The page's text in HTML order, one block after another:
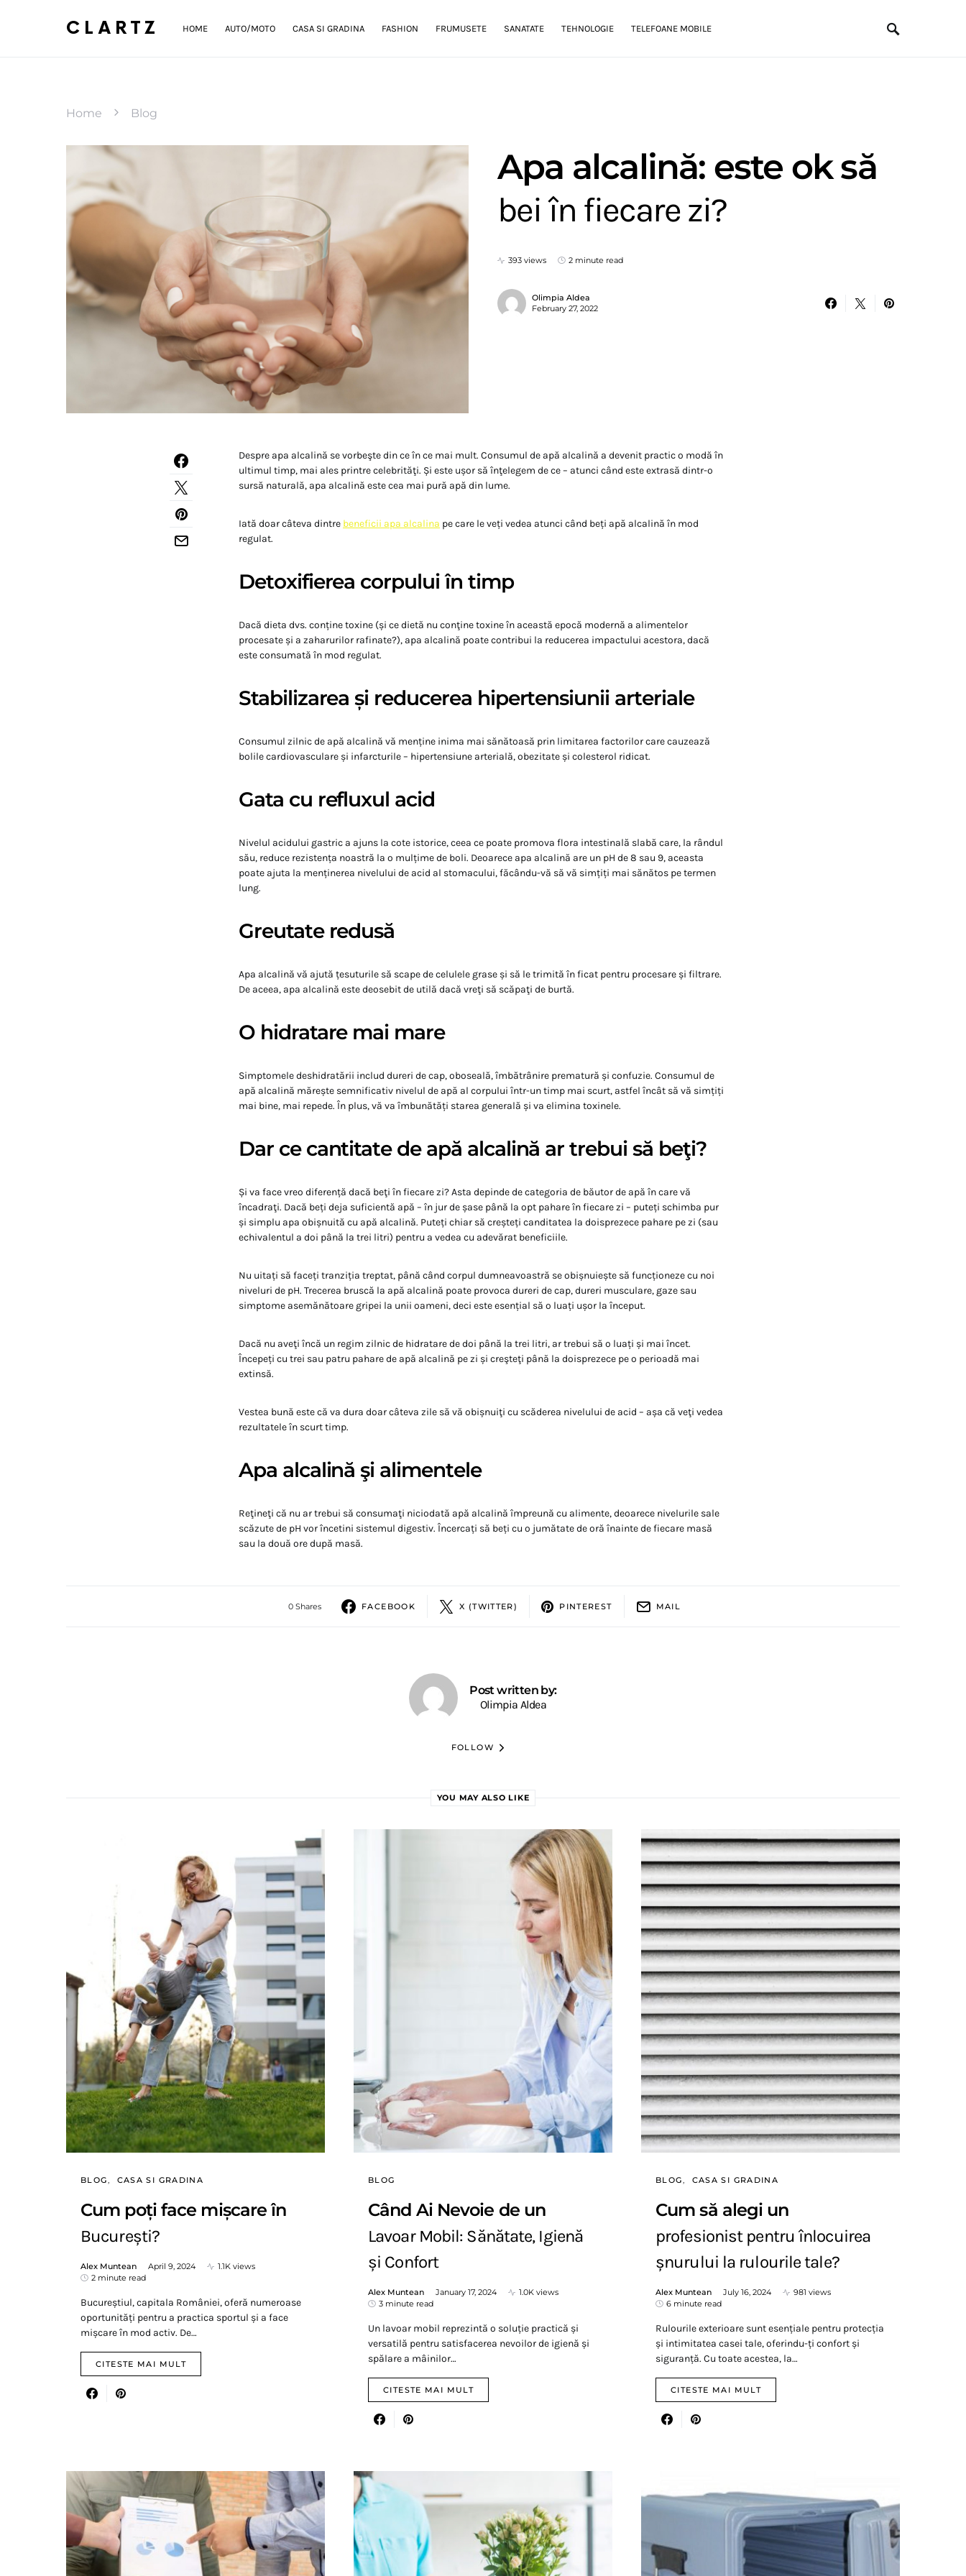
CLARTZ HOME AUTO/MOTO CASA SI GRADINA FASHION FRUMUSETE SANATATE TEHNOLOGIE TELEFOANE MOBILE
Home Blog
Apa alcalină: este ok să
bei în fiecare zi?
393 views 2 minute read
Olimpia Aldea
February 27, 2022
Despre apa alcalină se vorbeşte din ce în ce mai mult. Consumul de apă alcalină a devenit practic o modă în
ultimul timp, mai ales printre celebrităţi. Și este ușor să înţelegem de ce – atunci când este extrasă dintr-o
sursă naturală, apa alcalină este cea mai pură apă din lume.
Iată doar câteva dintre beneficii apa alcalina pe care le veți vedea atunci când beți apă alcalină în mod
regulat.
Detoxifierea corpului în timp
Dacă dieta dvs. conține toxine (și ce dietă nu conţine toxine în această epocă modernă a alimentelor
procesate și a zaharurilor rafinate?), apa alcalină poate contribui la reducerea impactului acestora, dacă
este consumată în mod regulat.
Stabilizarea și reducerea hipertensiunii arteriale
Consumul zilnic de apă alcalină vă menține inima mai sănătoasă prin limitarea factorilor care cauzează
bolile cardiovasculare și infarcturile – hipertensiune arterială, obezitate și colesterol ridicat.
Gata cu refluxul acid
Nivelul acidului gastric a ajuns la cote istorice, ceea ce poate promova flora intestinală slabă care, la rândul
său, reduce rezistența noastră la o mulțime de boli. Deoarece apa alcalină are un pH de 8 sau 9, aceasta
poate ajuta la menținerea nivelului de acid al stomacului, făcându-vă să vă simțiți mai sănătos pe termen
lung.
Greutate redusă
Apa alcalină vă ajută țesuturile să scape de celulele grase și să le trimită în ficat pentru procesare și filtrare.
De aceea, apa alcalină este deosebit de utilă dacă vreţi să scăpaţi de burtă.
O hidratare mai mare
Simptomele deshidratării includ dureri de cap, oboseală, îmbătrânire prematură și confuzie. Consumul de
apă alcalină mărește semnificativ nivelul de apă al corpului într-un timp mai scurt, astfel încât să vă simțiți
mai bine, mai repede. În plus, vă va îmbunătăți starea generală și va elimina toxinele.
Dar ce cantitate de apă alcalină ar trebui să beţi?
Și va face vreo diferență dacă beţi în fiecare zi? Asta depinde de categoria de băutor de apă în care vă
încadraţi. Dacă beți deja suficientă apă – în jur de șase până la opt pahare în fiecare zi – puteți schimba pur
și simplu apa obișnuită cu apă alcalină. Puteți chiar să creșteți canditatea la doisprezece pahare pe zi (sau
echivalentul a doi până la trei litri) pentru a vedea cu adevărat beneficiile.
Nu uitați să faceți tranziția treptat, până când corpul dumneavoastră se obișnuiește să funcționeze cu noi
niveluri de pH. Trecerea bruscă la apă alcalină poate provoca dureri de cap, dureri musculare, gaze sau
simptome asemănătoare gripei la unii oameni, deci este esențial să o luați ușor la început.
Dacă nu aveţi încă un regim zilnic de hidratare de doi până la trei litri, ar trebui să o luați și mai încet.
Începeți cu trei sau patru pahare de apă alcalină pe zi și creşteţi până la doisprezece pe o perioadă mai
extinsă.
Vestea bună este că va dura doar câteva zile să vă obișnuiţi cu scăderea nivelului de acid – așa că veţi vedea
rezultatele în scurt timp.
Apa alcalină şi alimentele
Reţineţi că nu ar trebui să consumaţi niciodată apă alcalină împreună cu alimente, deoarece nivelurile sale
scăzute de pH vor încetini sistemul digestiv. Încercați să beți cu o jumătate de oră înainte de fiecare masă
sau la două ore după masă.
0 Shares FACEBOOK X (TWITTER) PINTEREST MAIL
Post written by:
Olimpia Aldea
FOLLOW
YOU MAY ALSO LIKE
BLOG CASA SI GRADINA
Cum poți face mișcare în
București?
Alex Muntean April 9, 2024
1.1K views
2 minute read
Bucureștiul, capitala României, oferă numeroase
oportunități pentru a practica sportul și a face
mișcare în mod activ. De…
CITESTE MAI MULT
BLOG
Când Ai Nevoie de un
Lavoar Mobil: Sănătate, Igienă
și Confort
Alex Muntean January 17, 2024
1.0K views
3 minute read
Un lavoar mobil reprezintă o soluție practică și
versatilă pentru satisfacerea nevoilor de igienă și
spălare a mâinilor…
CITESTE MAI MULT
BLOG CASA SI GRADINA
Cum să alegi un
profesionist pentru înlocuirea
șnurului la rulourile tale?
Alex Muntean July 16, 2024
981 views
6 minute read
Rulourile exterioare sunt esențiale pentru protecția
și intimitatea casei tale, oferindu-ți confort și
siguranță. Cu toate acestea, la…
CITESTE MAI MULT